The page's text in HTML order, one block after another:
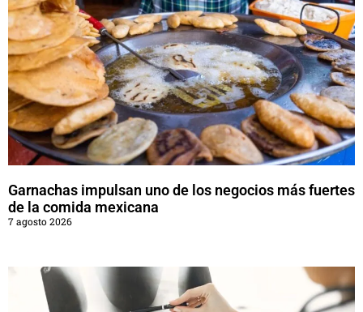
Garnachas impulsan uno de los negocios más fuertes
de la comida mexicana
7 agosto 2026